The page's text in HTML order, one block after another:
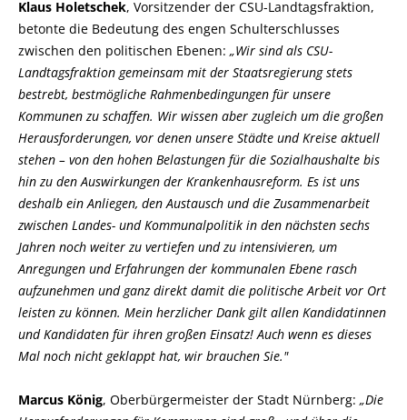
Klaus Holetschek, Vorsitzender der CSU-Landtagsfraktion,
betonte die Bedeutung des engen Schulterschlusses
zwischen den politischen Ebenen: Wir sind als CSU-
Landtagsfraktion gemeinsam mit der Staatsregierung stets
bestrebt, bestmögliche Rahmenbedingungen für unsere
Kommunen zu schaffen. Wir wissen aber zugleich um die großen
Herausforderungen, vor denen unsere Städte und Kreise aktuell
stehen – von den hohen Belastungen für die Sozialhaushalte bis
hin zu den Auswirkungen der Krankenhausreform. Es ist uns
deshalb ein Anliegen, den Austausch und die Zusammenarbeit
zwischen Landes- und Kommunalpolitik in den nächsten sechs
Jahren noch weiter zu vertiefen und zu intensivieren, um
Anregungen und Erfahrungen der kommunalen Ebene rasch
aufzunehmen und ganz direkt damit die politische Arbeit vor Ort
leisten zu können. Mein herzlicher Dank gilt allen Kandidatinnen
und Kandidaten für ihren großen Einsatz! Auch wenn es dieses
Mal noch nicht geklappt hat, wir brauchen Sie."
Marcus König, Oberbürgermeister der Stadt Nürnberg: Die